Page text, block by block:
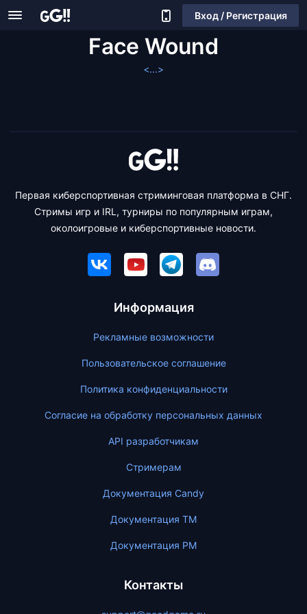
Вход / Регистрация
Face Wound
<...>
Первая киберспортивная стриминговая платформа в СНГ.
Стримы игр и IRL, турниры по популярным играм,
околоигровые и киберспортивные новости.
Информация
Рекламные возможности
Пользовательское соглашение
Политика конфиденциальности
Согласие на обработку персональных данных
API разработчикам
Стримерам
Документация Candy
Документация ТМ
Документация PM
Контакты